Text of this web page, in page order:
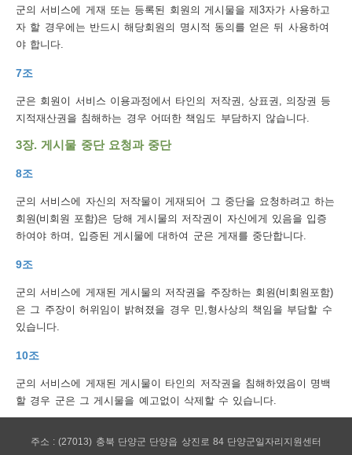
군의 서비스에 게재 또는 등록된 회원의 게시물을 제3자가 사용하고
자 할 경우에는 반드시 해당회원의 명시적 동의를 얻은 뒤 사용하여
야 합니다.
7조
군은 회원이 서비스 이용과정에서 타인의 저작권, 상표권, 의장권 등
지적재산권을 침해하는 경우 어떠한 책임도 부담하지 않습니다.
3장. 게시물 중단 요청과 중단
8조
군의 서비스에 자신의 저작물이 게재되어 그 중단을 요청하려고 하는
회원(비회원 포함)은 당해 게시물의 저작권이 자신에게 있음을 입증
하여야 하며, 입증된 게시물에 대하여 군은 게재를 중단합니다.
9조
군의 서비스에 게재된 게시물의 저작권을 주장하는 회원(비회원포함)
은 그 주장이 허위임이 밝혀졌을 경우 민,형사상의 책임을 부담할 수
있습니다.
10조
군의 서비스에 게재된 게시물이 타인의 저작권을 침해하였음이 명백
할 경우 군은 그 게시물을 예고없이 삭제할 수 있습니다.
침
저
보
이
메
일
집
단
거
부
뷰
주소 : (27013) 충북 단양군 단양읍 상진로 84 단양군일자리지원센터